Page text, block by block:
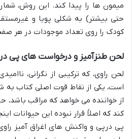
میمون ها را پیدا کند. این روش،
حتی بیشتر) به شکلی پویا و
کودک را روی تعداد موجودات در هر
لحن طنزآمیز و درخواست های پی
لحن راوی، که ترکیبی از نگرانی،
است، یکی از نقاط قوت اصلی کتاب به
از خواننده می خواهد که مراقب باشد،
کند که اصلاً قرار نبوده این حیوانات
پی درپی و واکنش های اغراق آمیز